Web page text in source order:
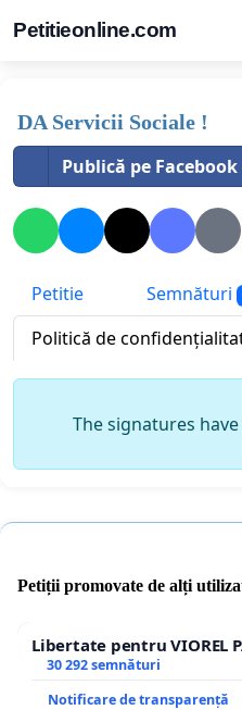
Petitieonline.com
DA Servicii Sociale !
Publică pe Facebook
Petitie Semnături
Politică de
The signatures
Petiții promovate de alți
Libertate pentru VIOREL
30 292 semnături
Notificare de transparență